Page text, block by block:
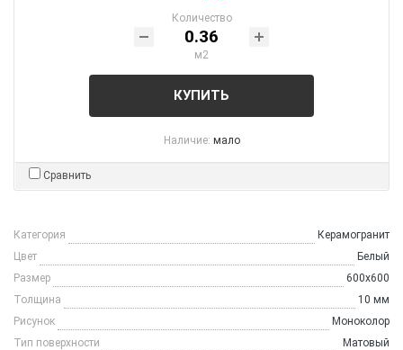
Количество
м2
КУПИТЬ
Наличие: мало
Сравнить
Категория
Керамогранит
Цвет
Белый
Размер
600x600
Толщина
10 мм
Рисунок
Моноколор
Тип поверхности
Матовый